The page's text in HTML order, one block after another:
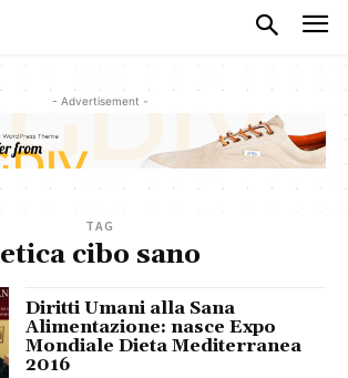
- Advertisement -
TAG
etica cibo sano
Diritti Umani alla Sana
Alimentazione: nasce Expo
Mondiale Dieta Mediterranea
2016